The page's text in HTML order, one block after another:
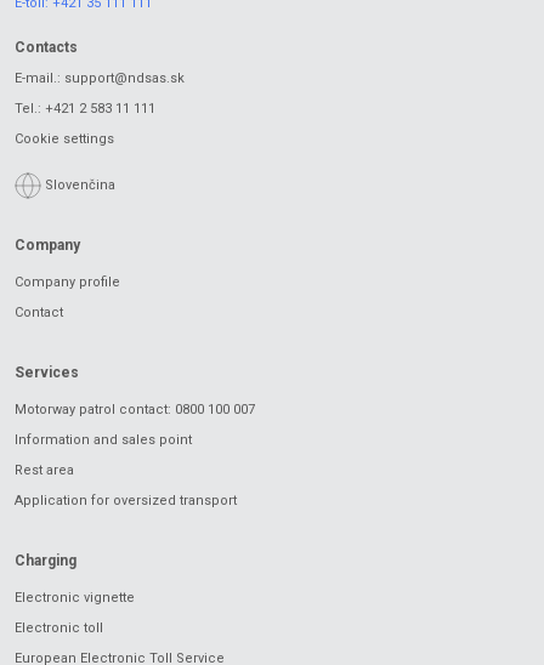
Contacts
E-mail.: support@ndsas.sk
Tel.: +421 2 583 11 111
Cookie settings
Slovenčina
Company
Company profile
Contact
Services
Motorway patrol contact: 0800 100 007
Information and sales point
Rest area
Application for oversized transport
Charging
Electronic vignette
Electronic toll
European Electronic Toll Service